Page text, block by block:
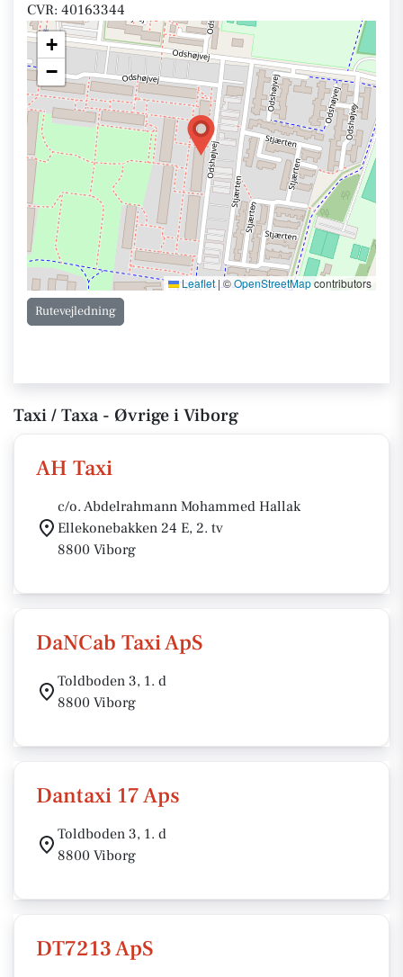
CVR: 40163344
+
−
Leaflet | ©OpenStreetMapcontributors
Rutevejledning
Taxi / Taxa - Øvrige i Viborg
AH Taxi
c/o. Abdelrahmann Mohammed Hallak
Ellekonebakken 24 E, 2. tv
8800 Viborg
DaNCab Taxi ApS
Toldboden 3, 1. d
8800 Viborg
Dantaxi 17 Aps
Toldboden 3, 1. d
8800 Viborg
DT7213 ApS